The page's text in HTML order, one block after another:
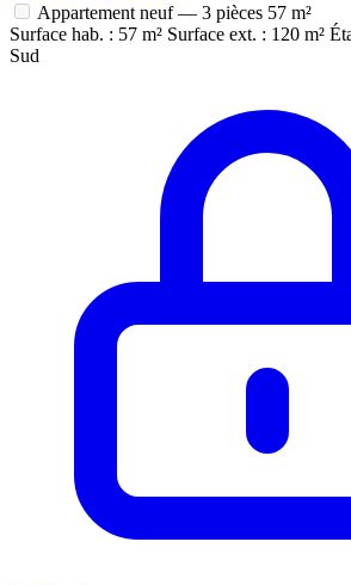
Appartement neuf — 3 pièces 57 m²
Surface hab. : 57 m² Surface ext. : 120 m²
Sud